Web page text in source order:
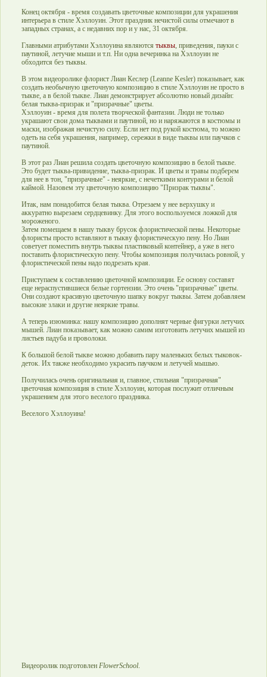
Конец октября - время создавать цветочные композиции для украшения
интерьера в стиле Хэллоуин. Этот праздник нечистой силы отмечают в
западных странах, а с недавних пор и у нас, 31 октября.
Главными атрибутами Хэллоуина являются тыквы, приведения, пауки с
паутиной, летучие мыши и т.п. Ни одна вечеринка на Хэллоуин не
обходится без тыквы.
В этом видеоролике флорист Лиан Кеслер (Leanne Kesler) показывает, как
создать необычную цветочную композицию в стиле Хэллоуин не просто в
тыкве, а в белой тыкве. Лиан демонстрирует абсолютно новый дизайн:
белая тыква-призрак и "призрачные" цветы.
Хэллоуин - время для полета творческой фантазии. Люди не только
украшают свои дома тыквами и паутиной, но и наряжаются в костюмы и
маски, изображая нечистую силу. Если нет под рукой костюма, то можно
одеть на себя украшения, например, сережки в виде тыквы или паучков с
паутиной.
В этот раз Лиан решила создать цветочную композицию в белой тыкве.
Это будет тыква-привидение, тыква-призрак. И цветы и травы подберем
для нее в тон, "призрачные" - неяркие, с нечеткими контурами и белой
каймой. Назовем эту цветочную композицию "Призрак тыквы".
Итак, нам понадобится белая тыква. Отрезаем у нее верхушку и
аккуратно вырезаем сердцевинку. Для этого воспользуемся ложкой для
мороженого.
Затем помещаем в нашу тыкву брусок флористической пены. Некоторые
флористы просто вставляют в тыкву флористическую пену. Но Лиан
советует поместить внутрь тыквы пластиковый контейнер, а уже в него
поставить флористическую пену. Чтобы композиция получилась ровной, у
флористической пены надо подрезать края.
Приступаем к составлению цветочной композиции. Ее основу составят
еще нераспустившиеся белые гортензии. Это очень "призрачные" цветы.
Они создают красивую цветочную шапку вокруг тыквы. Затем добавляем
высокие злаки и другие неяркие травы.
А теперь изюминка: нашу композицию дополнят черные фигурки летучих
мышей. Лиан показывает, как можно самим изготовить летучих мышей из
листьев падуба и проволоки.
К большой белой тыкве можно добавить пару маленьких белых тыковок-
деток. Их также необходимо украсить паучком и летучей мышью.
Получилась очень оригинальная и, главное, стильная "призрачная"
цветочная композиция в стиле Хэллоуин, которая послужит отличным
украшением для этого веселого праздника.
Веселого Хэллоуина!
Видеоролик подготовлен FlowerSchool.